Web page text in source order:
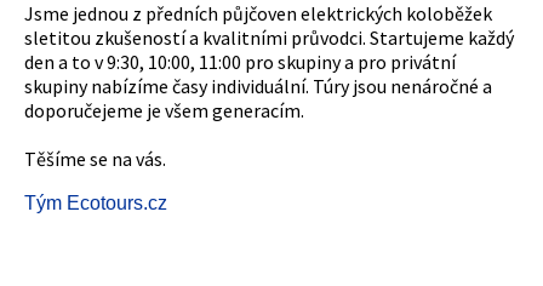
Jsme jednou z předních půjčoven elektrických koloběžek
sletitou zkušeností a kvalitními průvodci. Startujeme každý
den a to v 9:30, 10:00, 11:00 pro skupiny a pro privátní
skupiny nabízíme časy individuální. Túry jsou nenáročné a
doporučejeme je všem generacím.
Těšíme se na vás.
Tým Ecotours.cz